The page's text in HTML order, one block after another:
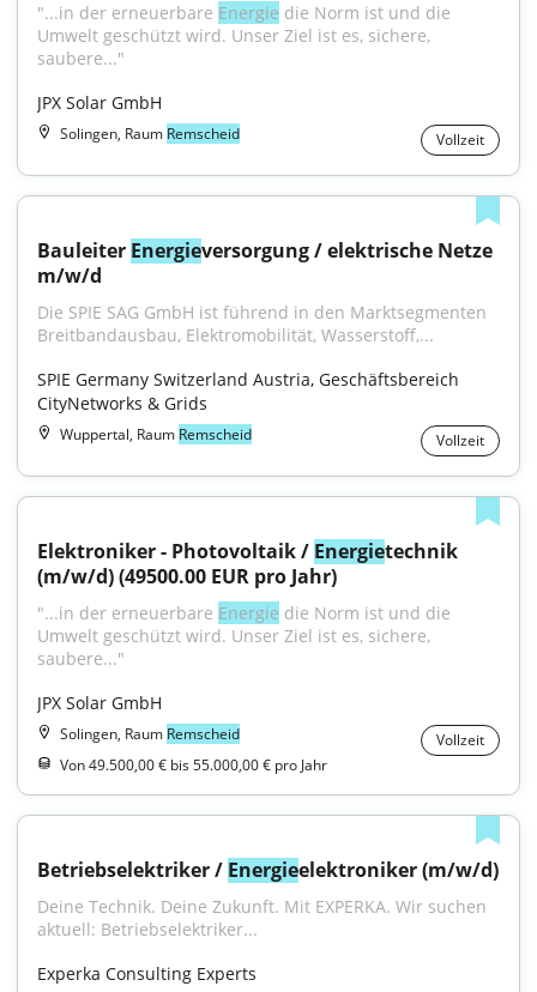
"...in der erneuerbare Energie die Norm ist und die
Umwelt geschützt wird. Unser Ziel ist es, sichere,
saubere..."
JPX Solar GmbH
Solingen, Raum Remscheid Vollzeit
Bauleiter Energieversorgung / elektrische Netze
m/w/d
Die SPIE SAG GmbH ist führend in den Marktsegmenten
Breitbandausbau, Elektromobilität, Wasserstoff,...
SPIE Germany Switzerland Austria, Geschäftsbereich
CityNetworks & Grids
Wuppertal, Raum Remscheid Vollzeit
Elektroniker - Photovoltaik / Energietechnik
(m/w/d) (49500.00 EUR pro Jahr)
"...in der erneuerbare Energie die Norm ist und die
Umwelt geschützt wird. Unser Ziel ist es, sichere,
saubere..."
JPX Solar GmbH
Solingen, Raum Remscheid
Vollzeit
Von 49.500,00 € bis 55.000,00 € pro Jahr
Betriebselektriker / Energieelektroniker (m/w/d)
Deine Technik. Deine Zukunft. Mit EXPERKA. Wir suchen
aktuell: Betriebselektriker...
Experka Consulting Experts